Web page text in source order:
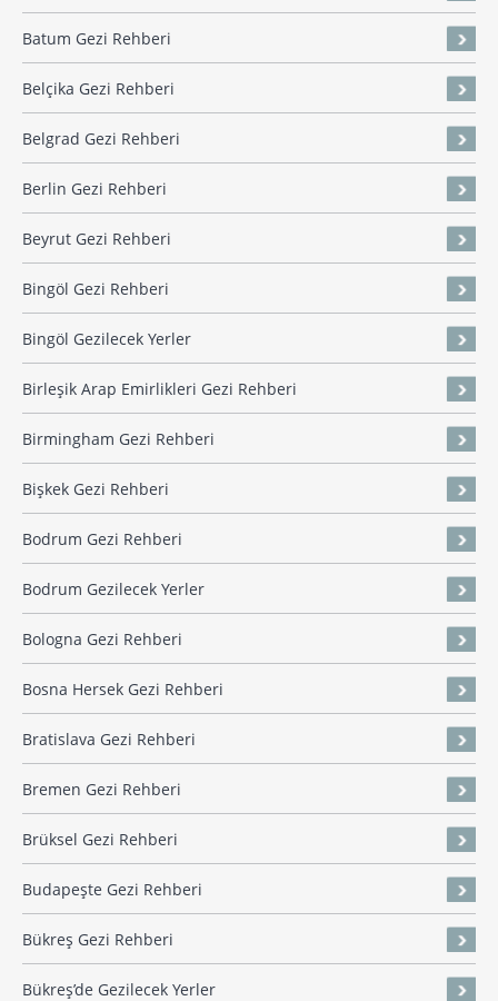
Batum Gezi Rehberi
Belçika Gezi Rehberi
Belgrad Gezi Rehberi
Berlin Gezi Rehberi
Beyrut Gezi Rehberi
Bingöl Gezi Rehberi
Bingöl Gezilecek Yerler
Birleşik Arap Emirlikleri Gezi Rehberi
Birmingham Gezi Rehberi
Bişkek Gezi Rehberi
Bodrum Gezi Rehberi
Bodrum Gezilecek Yerler
Bologna Gezi Rehberi
Bosna Hersek Gezi Rehberi
Bratislava Gezi Rehberi
Bremen Gezi Rehberi
Brüksel Gezi Rehberi
Budapeşte Gezi Rehberi
Bükreş Gezi Rehberi
Bükreş’de Gezilecek Yerler